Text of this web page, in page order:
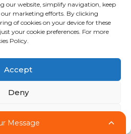
les joints d'étanchéité de
des canaux de
épousent la géométrie de la
de cycle de 15 à 25 % par rapport
classiques. De plus, l'écart de
et la cavité est maintenu à moins de
Message
our website, simplify navigation, keep
our marketing efforts. By clicking
of cookies on your device for these
your cookie preferences. For more
Policy.
Accept
Deny